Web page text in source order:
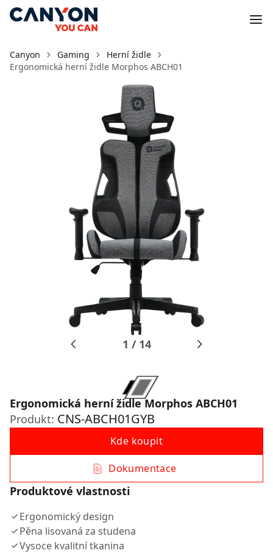
Canyon Gaming
Herní židle
Ergonomická herní židle Morphos ABCH01
1 / 14
Ergonomická herní židle Morphos ABCH01
Produkt: CNS-ABCH01GYB
Kde koupit
Dokumentace
Produktové vlastnosti
Ergonomický design
Pěna lisovaná za studena
Vysoce kvalitní tkanina